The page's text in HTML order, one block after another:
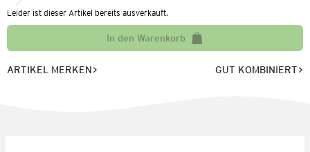
Leider ist dieser Artikel bereits ausverkauft.
In den Warenkorb
ARTIKEL MERKEN GUT KOMBINIERT